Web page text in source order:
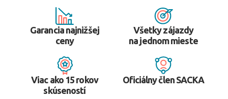
Garancia najnižšej
ceny
Všetky zájazdy
na jednom mieste
Viac ako 15 rokov
skúseností
Oficiálny člen SACKA